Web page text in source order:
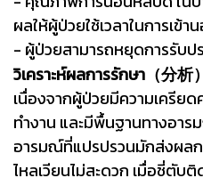
ผลให้ผู้ป่วยใช้เวลาในการเข้
- ผู้ป่วยสามารถหยุดการรับป
วิเคราะห์ผลการรักษา（分析）
เนื่องจากผู้ป่วยมีความเครีย
ทำงาน และมีพื้นฐานทางอา
อารมณ์ที่แปรปรวนมักส่งผล
ไหลเวียนไม่สะดวก เมื่อชี่ตับ